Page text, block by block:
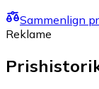
Sammenlign
Reklame